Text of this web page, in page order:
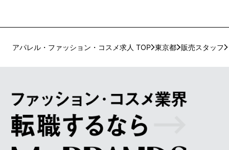
アパレル・ファッション・コスメ求人 TOP 東京都 販売スタッフ